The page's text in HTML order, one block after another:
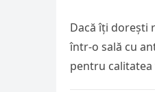
Dacă îți dorești
într-o sală cu
pentru calitatea